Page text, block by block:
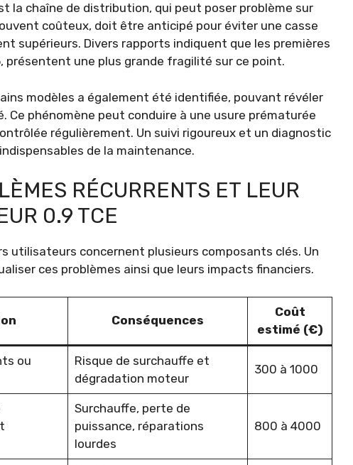
la chaîne de distribution, qui peut poser problème sur
coûteux, doit être anticipé pour éviter une casse
supérieurs. Divers rapports indiquent que les premières
présentent une plus grande fragilité sur ce point.
modèles a également été identifiée, pouvant révéler
Ce phénomène peut conduire à une usure prématurée
régulièrement. Un suivi rigoureux et un diagnostic
de la maintenance.
RÉCURRENTS ET LEUR
0.9 TCE
utilisateurs concernent plusieurs composants clés. Un
ces problèmes ainsi que leurs impacts financiers.
Conséquences
Coût
estimé (€)
ou
Risque de surchauffe et
dégradation moteur
300 à 1000
Surchauffe, perte de
puissance, réparations
lourdes
800 à 4000